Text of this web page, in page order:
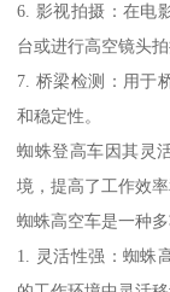
6. 影视拍摄：在电
台或进行高空镜头拍
7. 桥梁检测：用于
和稳定性。
蜘蛛登高车因其灵
境，提高了工作效率
蜘蛛高空车是一种
1. 灵活性强：蜘蛛